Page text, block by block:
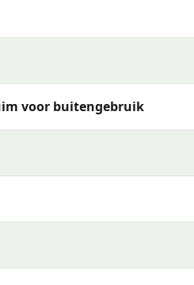
Stil, Funktionalität und
voor buitengebruik